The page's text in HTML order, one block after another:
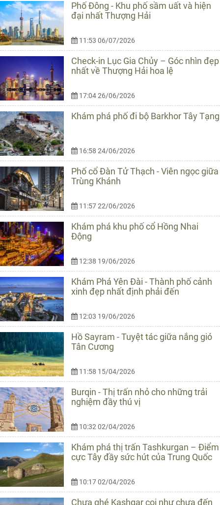
Phố Đông - Khu phố sầm uất và hiện
đại nhất Thượng Hải
11:53 06/07/2026
Check-in Lục Gia Chủy – Góc nhìn đẹp
nhất về Thượng Hải hoa lệ
17:04 26/06/2026
Khám phá phố đi bộ Barkhor Tây Tạng
16:58 24/06/2026
Phố cổ Đàn Tử Thạch - Viên ngọc giữa
Trùng Khánh
11:57 22/06/2026
Khám phá khu phố cổ Hồng Nhai
Động
12:38 19/06/2026
Khám Phá Yên Đài - Thành phố cảnh
xinh đẹp nhất định phải đến
12:03 19/06/2026
Hồ Sayram - Tuyệt tác giữa nắng gió
Tân Cương
11:58 15/04/2026
Burqin - Thị trấn nhỏ cho những trải
nghiệm đầy thú vị
10:32 02/04/2026
Khám phá thị trấn Tashkurgan – Điểm
cực Tây đầy sức hút của Trung Quốc
10:17 02/04/2026
Chưa ghé Kashgar coi như chưa đến